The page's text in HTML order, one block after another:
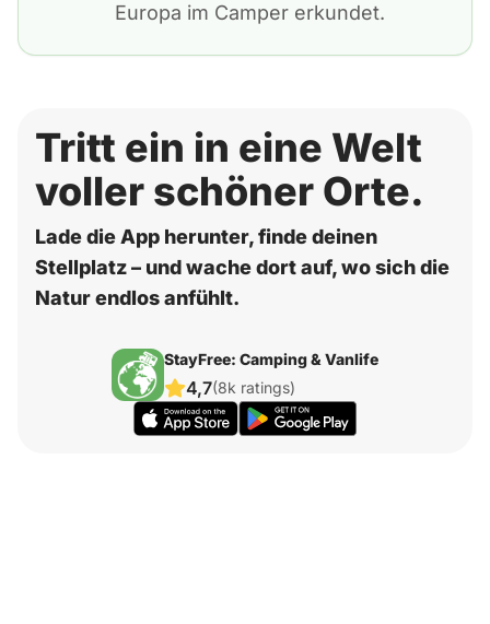
Europa im Camper erkundet.
Tritt ein in eine Welt
voller schöner Orte.
Lade die App herunter, finde deinen
Stellplatz – und wache dort auf, wo sich die
Natur endlos anfühlt.
StayFree: Camping & Vanlife
4,7(8k ratings)